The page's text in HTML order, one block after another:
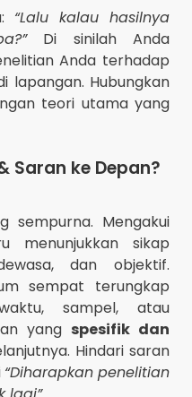
“Lalu kalau hasilnya
Di sinilah Anda
Anda terhadap
lapangan. Hubungkan
teori utama yang
Saran ke Depan?
sempurna. Mengakui
menunjukkan sikap
dan objektif.
sempat terungkap
sampel, atau
yang spesifik dan
Hindari saran
“Diharapkan penelitian